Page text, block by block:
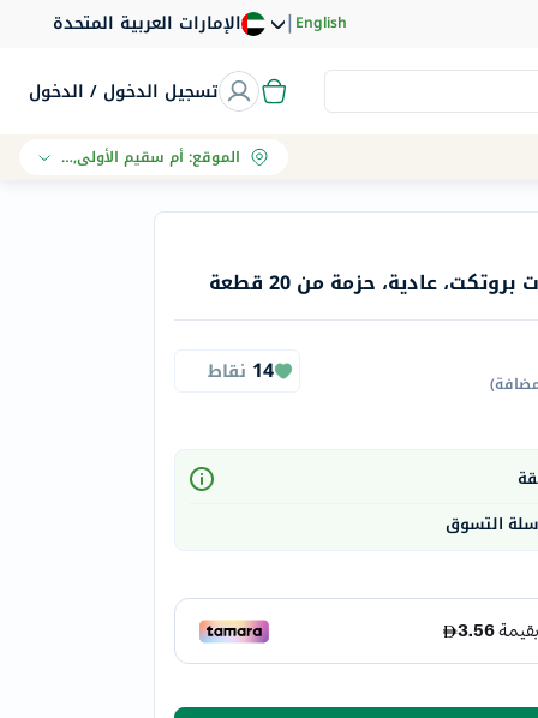
الإمارات العربية المتحدة |English
تسجيل الدخول / الدخول
الموقع:أم سقيم الأولى, دبي
عادية، حزمة من 20 قطعة
)
14 نقاط
سلة التسوق